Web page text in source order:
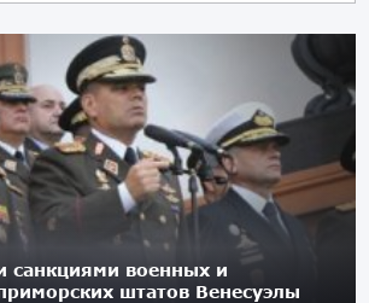
военных и
штатов Венесуэлы